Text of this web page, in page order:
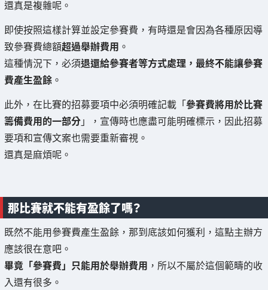
還真是複雜呢。
即使按照這樣計算並設定參賽費，有時還是會因為各種原因導
致參賽費總額超過舉辦費用 。
這種情況下，必須退還給參賽者等方式處理，最終不能讓參賽
費產生盈餘 。
此外，在比賽的招募要項中必須明確記載「參賽費將用於比賽
籌備費用的一部分」，宣傳時也應盡可能明確標示，因此招募
要項和宣傳文案也需要重新審視。
還真是麻煩呢。
那比賽就不能有盈餘了嗎？
既然不能用參賽費產生盈餘，那到底該如何獲利，這點主辦方
應該很在意吧。
畢竟「參賽費」只能用於舉辦費用 ，所以不屬於這個範疇的收
入還有很多。